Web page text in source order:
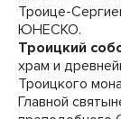
Троице-
ЮНЕСКО.
Троицкий
храм и
Троицкого
Главной